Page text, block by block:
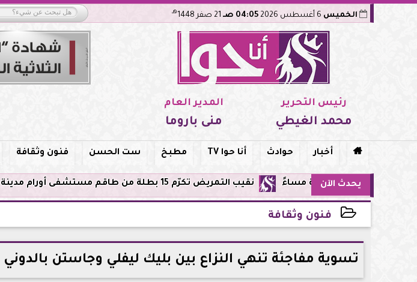
الخميس 04:05 صـ هـ
رئيس التحرير
محمد الغيطي
المدير العام
منى باروما
 أخبار حوادث أنا حوا TV مطبخ ست الحسن فنون وثقافة
يحدث الآننقيب التمريض تكرّم 15 بطلة من طاقم مستشفى أورام مدينة نصر لإنقاذهن المرضى من حريق مروع.. تفاصيل الموقف البطولي
فنون وثقافة
2026-05-08 13:08:46
تسوية مفاجئة تنهي النزاع بين بليك ليفلي وجاستن